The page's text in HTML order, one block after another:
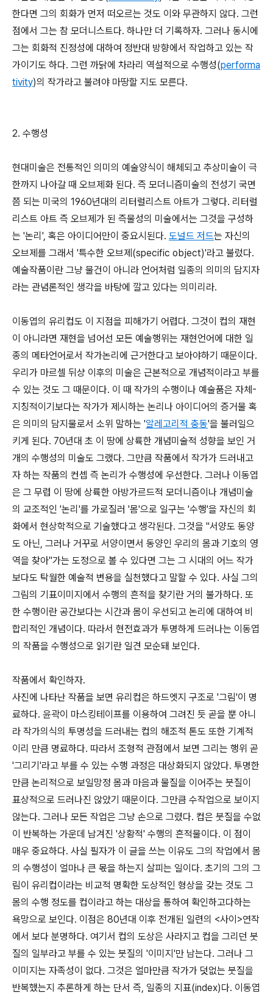
한다면 그의 회화가 먼저 떠오르는 것도 이와 무관하지 않다. 그런
점에서 그는 참 모더니스트다. 하나만 더 기록하자. 그러나 동시에
그는 회화적 진정성에 대하여 정반대 방향에서 작업하고 있는 작
가이기도 하다. 그런 까닭에 차라리 역설적으로 수행성(performa
tivity)의 작가라고 불려야 마땅할 지도 모른다.
2. 수행성
현대미술은 전통적인 의미의 예술양식이 해체되고 추상미술이 극
한까지 나아갈 때 오브제화 된다. 즉 모더니즘미술의 전성기 국면
쯤 되는 미국의 1960년대의 리터럴리스트 아트가 그렇다. 리터럴
리스트 아트 즉 오브제가 된 즉물성의 미술에서는 그것을 구성하
는 '논리', 혹은 아이디어만이 중요시된다. 도널드 저드는 자신의
오브제를 그래서 '특수한 오브제(specific object)'라고 불렀다.
예술작품이란 그냥 물건이 아니라 언어처럼 일종의 의미의 담지자
라는 관념론적인 생각을 바탕에 깔고 있다는 의미리라.
이동엽의 유리컵도 이 지점을 피해가기 어렵다. 그것이 컵의 재현
이 아니라면 재현을 넘어선 모든 예술행위는 재현언어에 대한 일
종의 메타언어로서 작가논리에 근거한다고 보아야하기 때문이다.
우리가 마르셀 뒤샹 이후의 미술은 근본적으로 개념적이라고 부를
수 있는 것도 그 때문이다. 이 때 작가의 수행이나 예술품은 자체-
지칭적이기보다는 작가가 제시하는 논리나 아이디어의 증거물 혹
은 의미의 담지물로서 소위 말하는 '알레고리적 충동'을 불러일으
키게 된다. 70년대 초 이 땅에 상륙한 개념미술적 성향을 보인 거
개의 수행성의 미술도 그랬다. 그만큼 작품에서 작가가 드러내고
자 하는 작품의 컨셉 즉 논리가 수행성에 우선한다. 그러나 이동엽
은 그 무렵 이 땅에 상륙한 아방가르드적 모더니즘이나 개념미술
의 교조적인 '논리'를 가로질러 '몸'으로 일구는 '수행'을 자신의 회
화에서 현상학적으로 기술했다고 생각된다. 그것을 "서양도 동양
도 아닌, 그러나 거꾸로 서양이면서 동양인 우리의 몸과 기호의 영
역을 찾아"가는 도정으로 볼 수 있다면 그는 그 시대의 어느 작가
보다도 탁월한 예술적 변용을 실천했다고 말할 수 있다. 사실 그의
그림의 기표이미지에서 수행의 흔적을 찾기란 거의 불가하다. 또
한 수행이란 공간보다는 시간과 몸이 우선되고 논리에 대하여 비
합리적인 개념이다. 따라서 현전효과가 투명하게 드러나는 이동엽
의 작품을 수행성으로 읽기란 일견 모순돼 보인다.
작품에서 확인하자.
사진에 나타난 작품을 보면 유리컵은 하드엣지 구조로 '그림'이 명
료하다. 윤곽이 마스킹테이프를 이용하여 그려진 듯 곧을 뿐 아니
라 작가의식의 투명성을 드러내는 컵의 해조적 톤도 또한 기계적
이리 만큼 명료하다. 따라서 조형적 관점에서 보면 그리는 행위 곧
'그리기'라고 부를 수 있는 수행 과정은 대상화되지 않았다. 투명한
만큼 논리적으로 보일망정 몸과 마음과 물질을 이어주는 붓질이
표상적으로 드러나진 않았기 때문이다. 그만큼 수작업으로 보이지
않는다. 그러나 모든 작업은 그냥 손으로 그렸다. 컵은 붓질을 수없
이 반복하는 가운데 남겨진 '상황적' 수행의 흔적물이다. 이 점이
매우 중요하다. 사실 필자가 이 글을 쓰는 이유도 그의 작업에서 몸
의 수행성이 얼마나 큰 몫을 하는지 살피는 일이다. 초기의 그의 그
림이 유리컵이라는 비교적 명확한 도상적인 형상을 갖는 것도 그
몸의 수행 정도를 컵이라고 하는 대상을 통하여 확인하고다하는
욕망으로 보인다. 이점은 80년대 이후 전개된 일련의 <사이>연작
에서 보다 분명하다. 여기서 컵의 도상은 사라지고 컵을 그리던 붓
질의 일부라고 부를 수 있는 붓질의 '이미지'만 남는다. 그러나 그
이미지는 자족성이 없다. 그것은 얼마만큼 작가가 덧없는 붓질을
반복했는지 추론하게 하는 단서 즉, 일종의 지표(index)다. 이동엽